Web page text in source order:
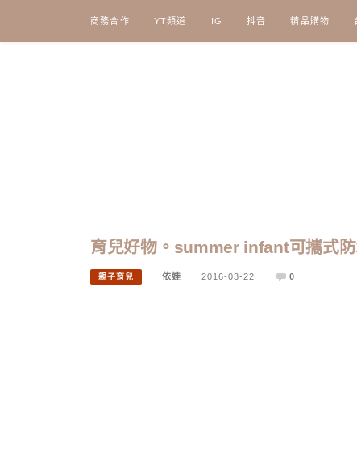
content
商務合作 YT頻道 IG 抖音 精品購物
育兒好物。summer infant可攜式
親子育兒 依娃 2016-03-22 0